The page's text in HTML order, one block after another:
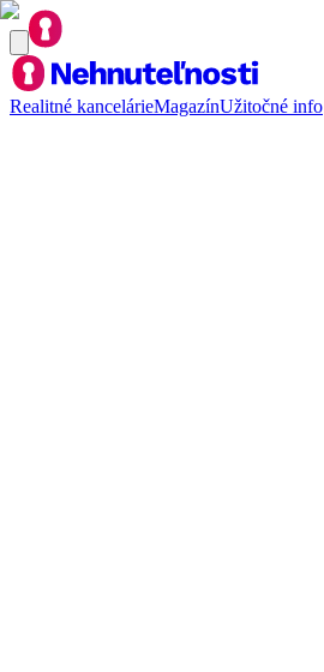
Realitné kancelárieMagazínUžitočné info